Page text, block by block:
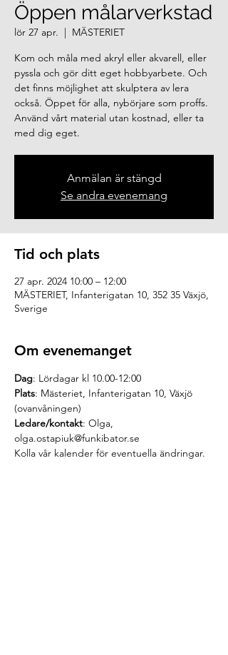
Öppen målarverkstad
lör 27 apr.
  |
MÄSTERIET
Kom och måla med akryl eller akvarell, eller
pyssla och gör ditt eget hobbyarbete. Och
det finns möjlighet att skulptera av lera
också. Öppet för alla, nybörjare som proffs.
Använd vårt material utan kostnad, eller ta
med dig eget.
Anmälan är stängd
Se andra evenemang
Tid och plats
27 apr. 2024 10:00 – 12:00
MÄSTERIET, Infanterigatan 10, 352 35 Växjö,
Sverige
Om evenemanget
Dag: Lördagar kl 10.00-12:00
Plats: Mästeriet, Infanterigatan 10, Växjö
(ovanvåningen)
Ledare/kontakt: Olga,
olga.ostapiuk@funkibator.se
Kolla vår kalender för eventuella ändringar.